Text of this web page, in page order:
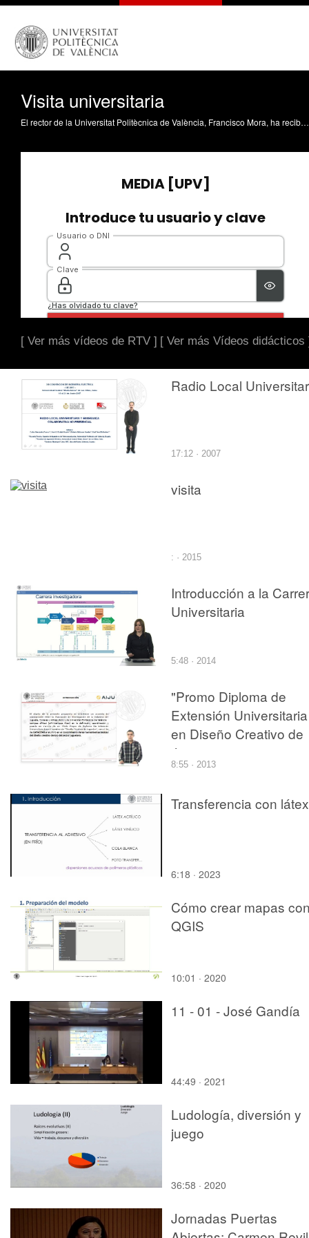
Visita universitaria
El rector de la Universitat Politècnica de València, Francisco Mora, ha recibido a su homólogo de la Universidad Sergio Arboleda, Rodrigo Noguera Calderón. Este encuentro obedece a la intención de ampliar, por parte de la universidad colombiana, la colaboración académica ya existente con la UPV.
[ Ver más vídeos de RTV ] [ Ver más Vídeos didácticos
Radio Local
17:12 · 2007
visita
: · 2015
Introducción a la
Universitaria
5:48 · 2014
"Promo Diploma de
Extensión Universitaria
en Diseño Creativo de
Juguetes
8:55 · 2013
Transferencia con látex
6:18 · 2023
Cómo crear mapas
QGIS
10:01 · 2020
11 - 01 - José Gandía
44:49 · 2021
Ludología, diversión y
juego
36:58 · 2020
Jornadas Puertas